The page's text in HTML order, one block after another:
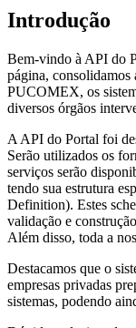
Introdução
Bem-vindo à API do
página, consolidamos
PUCOMEX, os
diversos órgãos
A API do Portal foi
Serão utilizados os
serviços serão
tendo sua estrutura
Definition). Estes
validação e
Além disso, toda a
Destacamos que o
empresas privadas
sistemas, podendo